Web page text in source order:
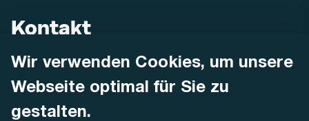
Wir verwenden Cookies, um unsere
Webseite optimal für Sie zu
gestalten.
Kontakt
AREMO
Dornacherstrasse 48
4500 Solothurn